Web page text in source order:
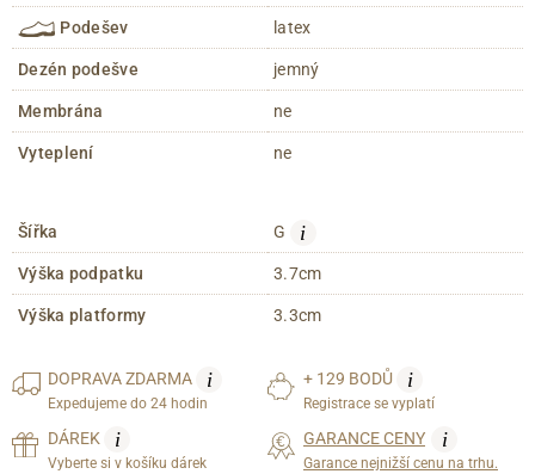
Podešev latex
Dezén podešve jemný
Membrána ne
Vyteplení ne
Šířka G i
Výška podpatku 3.7cm
Výška platformy 3.3cm
DOPRAVAZDARMA i
Expedujeme do 24 hodin
+ 129 BODŮ i
Registrace se vyplatí
DÁREK i
Vyberte si v košíku dárek
GARANCE CENY i
Garance nejnižší cenu na trhu.